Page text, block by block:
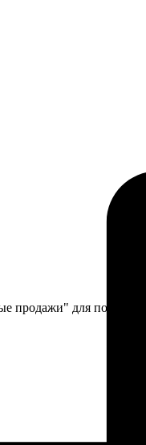
продажи" для